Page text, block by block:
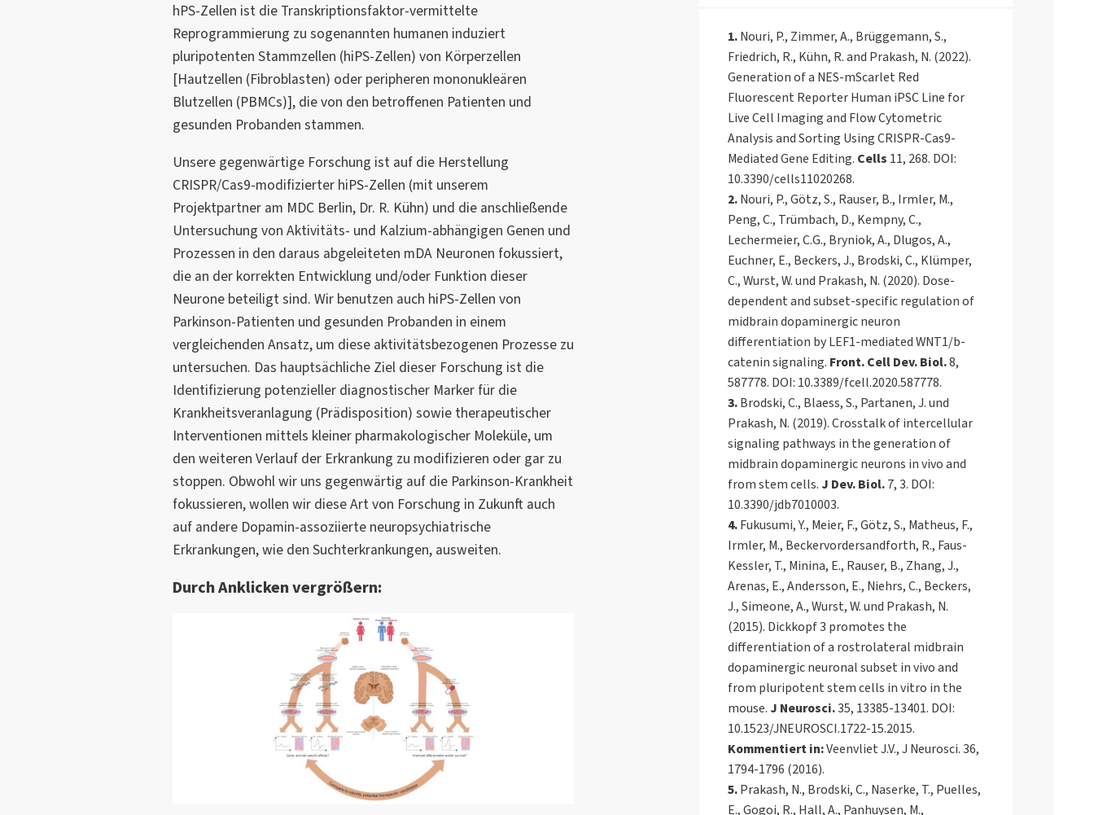
hPS-Zellen ist die Transkriptionsfaktor-vermittelte
Reprogrammierung zu sogenannten humanen induziert
pluripotenten Stammzellen (hiPS-Zellen) von Körperzellen
[Hautzellen (Fibroblasten) oder peripheren mononukleären
Blutzellen (PBMCs)], die von den betroffenen Patienten und
gesunden Probanden stammen.
Unsere gegenwärtige Forschung ist auf die Herstellung
CRISPR/Cas9-modifizierter hiPS-Zellen (mit unserem
Projektpartner am MDC Berlin, Dr. R. Kühn) und die anschließende
Untersuchung von Aktivitäts- und Kalzium-abhängigen Genen und
Prozessen in den daraus abgeleiteten mDA Neuronen fokussiert,
die an der korrekten Entwicklung und/oder Funktion dieser
Neurone beteiligt sind. Wir benutzen auch hiPS-Zellen von
Parkinson-Patienten und gesunden Probanden in einem
vergleichenden Ansatz, um diese aktivitätsbezogenen Prozesse zu
untersuchen. Das hauptsächliche Ziel dieser Forschung ist die
Identifizierung potenzieller diagnostischer Marker für die
Krankheitsveranlagung (Prädisposition) sowie therapeutischer
Interventionen mittels kleiner pharmakologischer Moleküle, um
den weiteren Verlauf der Erkrankung zu modifizieren oder gar zu
stoppen. Obwohl wir uns gegenwärtig auf die Parkinson-Krankheit
fokussieren, wollen wir diese Art von Forschung in Zukunft auch
auf andere Dopamin-assoziierte neuropsychiatrische
Erkrankungen, wie den Suchterkrankungen, ausweiten.
Durch Anklicken vergrößern:
1.Nouri, P., Zimmer, A., Brüggemann, S.,
Friedrich, R., Kühn, R. and Prakash, N. (2022).
Generation of a NES-mScarlet Red
Fluorescent Reporter Human iPSC Line for
Live Cell Imaging and Flow Cytometric
Analysis and Sorting Using CRISPR-Cas9-
Mediated Gene Editing. Cells 11, 268. DOI:
10.3390/cells11020268.
2.Nouri, P., Götz, S., Rauser, B., Irmler, M.,
Peng, C., Trümbach, D., Kempny, C.,
Lechermeier, C.G., Bryniok, A., Dlugos, A.,
Euchner, E., Beckers, J., Brodski, C., Klümper,
C., Wurst, W. und Prakash, N. (2020). Dose-
dependent and subset-specific regulation of
midbrain dopaminergic neuron
differentiation by LEF1-mediated WNT1/b-
catenin signaling. Front. Cell Dev. Biol.8,
587778. DOI: 10.3389/fcell.2020.587778.
3.Brodski, C., Blaess, S., Partanen, J. und
Prakash, N. (2019). Crosstalk of intercellular
signaling pathways in the generation of
midbrain dopaminergic neurons in vivo and
from stem cells. J Dev. Biol.7, 3. DOI:
10.3390/jdb7010003.
4.Fukusumi, Y., Meier, F., Götz, S., Matheus, F.,
Irmler, M., Beckervordersandforth, R., Faus-
Kessler, T., Minina, E., Rauser, B., Zhang, J.,
Arenas, E., Andersson, E., Niehrs, C., Beckers,
J., Simeone, A., Wurst, W. und Prakash, N.
(2015). Dickkopf 3 promotes the
differentiation of a rostrolateral midbrain
dopaminergic neuronal subset in vivo and
from pluripotent stem cells in vitro in the
mouse. J Neurosci.35, 13385-13401. DOI:
10.1523/JNEUROSCI.1722-15.2015.
Kommentiert in:Veenvliet J.V., J Neurosci. 36,
1794-1796 (2016).
5.Prakash, N., Brodski, C., Naserke, T., Puelles,
E., Gogoi, R., Hall, A., Panhuysen, M.,